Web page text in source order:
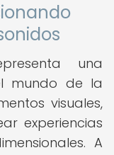
una
mundo de la
visuales,
experiencias
A